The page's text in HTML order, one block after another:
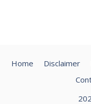
Home Disclaimer